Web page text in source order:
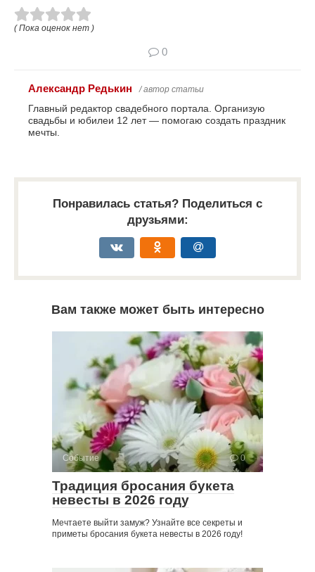
( Пока оценок нет )
0
Александр Редькин / автор статьи
Главный редактор свадебного портала. Организую
свадьбы и юбилеи 12 лет — помогаю создать праздник
мечты.
Понравилась статья? Поделиться с
друзьями:
Вам также может быть интересно
Событие 0
Традиция бросания букета
невесты в 2026 году
Мечтаете выйти замуж? Узнайте все секреты и
приметы бросания букета невесты в 2026 году!